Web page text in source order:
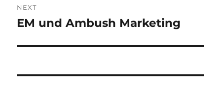
NEXT
Next
EM und Ambush Marketing